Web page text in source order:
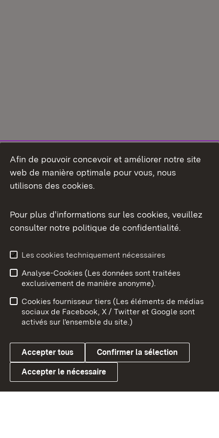
Aperçu des thèmes
Link zum Landesportal
Conseils d'utilisation
Confidentialité
Cookies
Afin de pouvoir concevoir et améliorer notre site
web de manière optimale pour vous, nous
utilisons des cookies.
Pour plus d'informations sur les cookies, veuillez
consulter notre politique de confidentialité.
Les cookies techniquement nécessaires
Analyse-Cookies (Les données sont traitées
exclusivement de manière anonyme).
Cookies fournisseur tiers (Les éléments de médias
sociaux de Facebook, X / Twitter et Google sont
activés sur l'ensemble du site.)
Accepter tous Confirmer la sélection
Accepter le nécessaire